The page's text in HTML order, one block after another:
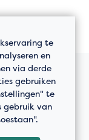
te
en
via derde
gebruiken
te
gebruik van